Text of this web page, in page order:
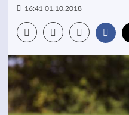
16:41 01.10.2018